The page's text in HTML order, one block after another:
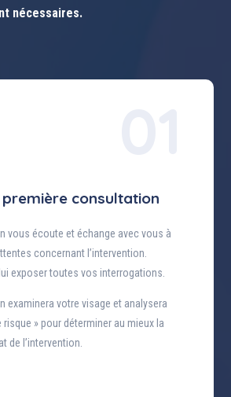
nécessaires.
consultation
vous écoute et échange avec vous à
concernant l’intervention.
exposer toutes vos interrogations.
examinera votre visage et analysera
risque » pour déterminer au mieux la
de l’intervention.